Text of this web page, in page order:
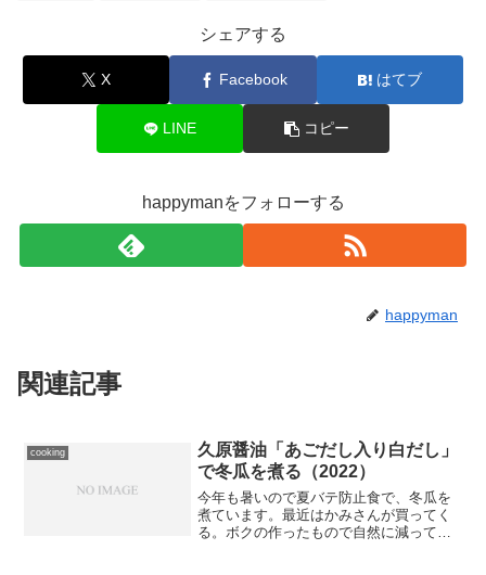
シェアする
X Facebook はてブ
LINE コピー
happymanをフォローする
happyman
関連記事
cooking
久原醤油「あごだし入り白だし」
で冬瓜を煮る（2022）
今年も暑いので夏バテ防止食で、冬瓜を
煮ています。最近はかみさんが買ってく
る。ボクの作ったもので自然に減ってい